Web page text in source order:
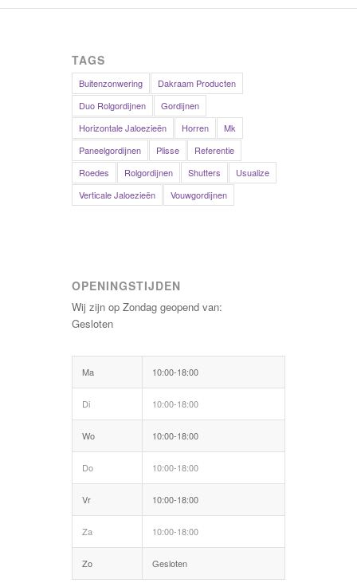
TAGS
Buitenzonwering
Dakraam Producten
Duo Rolgordijnen
Gordijnen
Horizontale Jaloezieën
Horren
Mk
Paneelgordijnen
Plisse
Referentie
Roedes
Rolgordijnen Shutters
Usualize
Verticale Jaloezieën
Vouwgordijnen
OPENINGSTIJDEN
Wij zijn op Zondag geopend van:
Gesloten
Ma 10:00-18:00
Di 10:00-18:00
Wo 10:00-18:00
Do 10:00-18:00
Vr 10:00-18:00
Za 10:00-18:00
Zo Gesloten